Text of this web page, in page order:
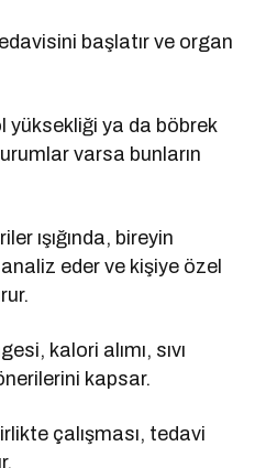
başlatır ve organ
yüksekliği ya da böbrek
varsa bunların
ışığında, bireyin
analiz eder ve kişiye özel
kalori alımı, sıvı
kapsar.
çalışması, tedavi